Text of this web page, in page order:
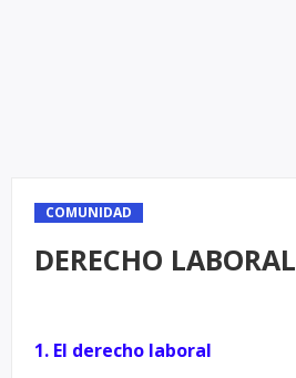
COMUNIDAD
DERECHO LABORAL
1. El derecho laboral